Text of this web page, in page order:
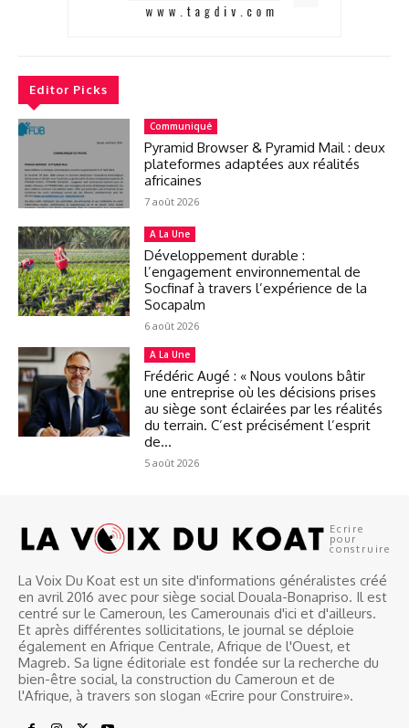
Editor Picks
Communiqué
Pyramid Browser & Pyramid Mail : deux
plateformes adaptées aux réalités
africaines
7 août 2026
A La Une
Développement durable :
l’engagement environnemental de
Socfinaf à travers l’expérience de la
Socapalm
6 août 2026
A La Une
Frédéric Augé : « Nous voulons bâtir
une entreprise où les décisions prises
au siège sont éclairées par les réalités
du terrain. C’est précisément l’esprit
de...
5 août 2026
Ecrire
pour
construire
La Voix Du Koat est un site d'informations généralistes créé
en avril 2016 avec pour siège social Douala-Bonapriso. Il est
centré sur le Cameroun, les Camerounais d'ici et d'ailleurs.
Et après différentes sollicitations, le journal se déploie
également en Afrique Centrale, Afrique de l'Ouest, et
Magreb. Sa ligne éditoriale est fondée sur la recherche du
bien-être social, la construction du Cameroun et de
l'Afrique, à travers son slogan «Ecrire pour Construire».